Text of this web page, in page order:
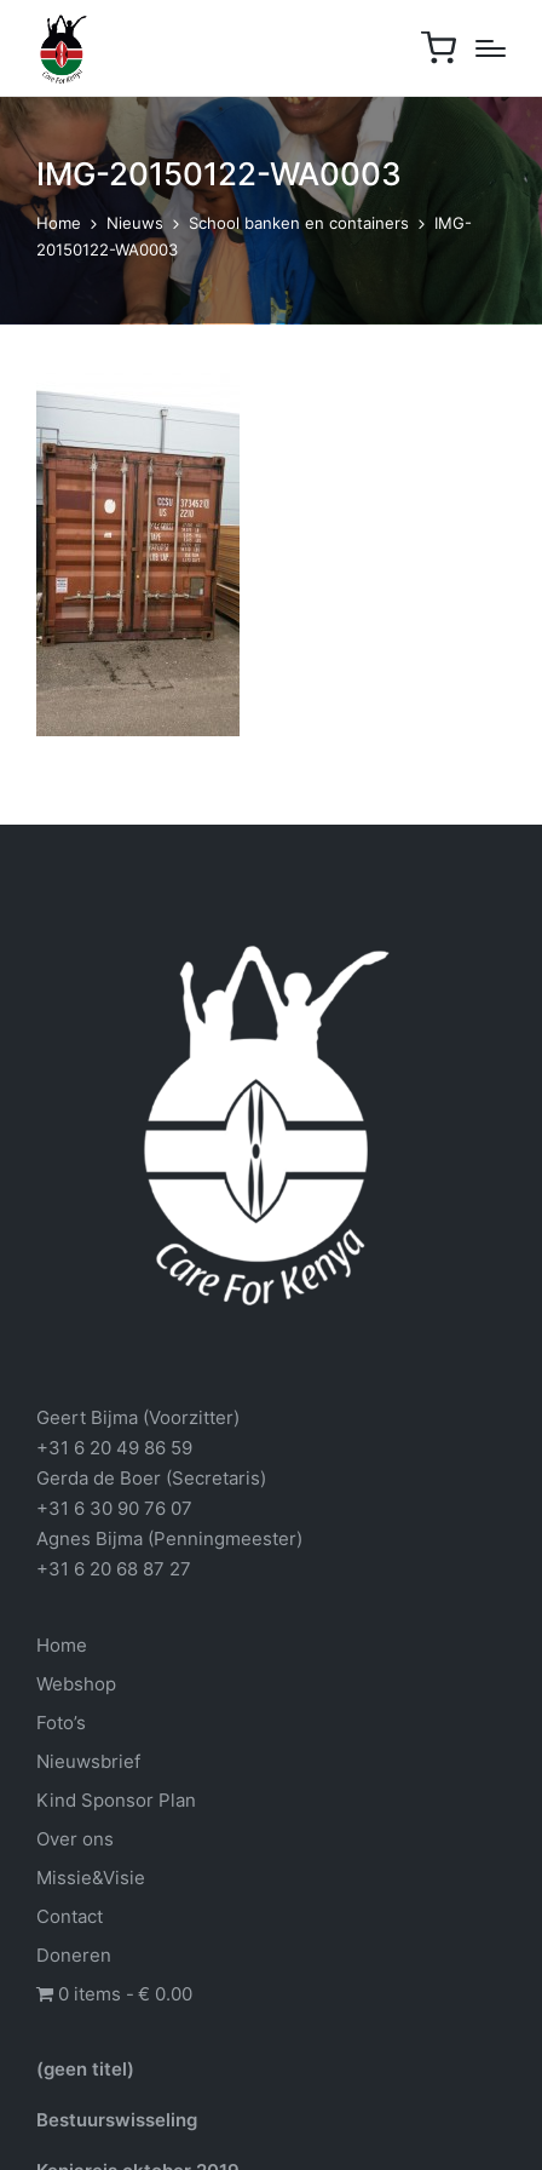
IMG-20150122-WA0003
Home Nieuws School banken en containers
IMG-
20150122-WA0003
Geert Bijma (Voorzitter)
+31 6 20 49 86 59
Gerda de Boer (Secretaris)
+31 6 30 90 76 07
Agnes Bijma (Penningmeester)
+31 6 20 68 87 27
Home
Webshop
Foto’s
Nieuwsbrief
Kind Sponsor Plan
Over ons
Missie&Visie
Contact
Doneren
0 items
€ 0.00
(geen titel)
Bestuurswisseling